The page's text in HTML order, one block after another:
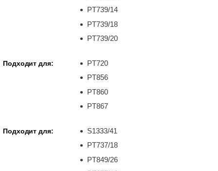
PT739/14
PT739/18
PT739/20
Подходит для:
PT720
PT856
PT860
PT867
Подходит для:
S1333/41
PT737/18
PT849/26